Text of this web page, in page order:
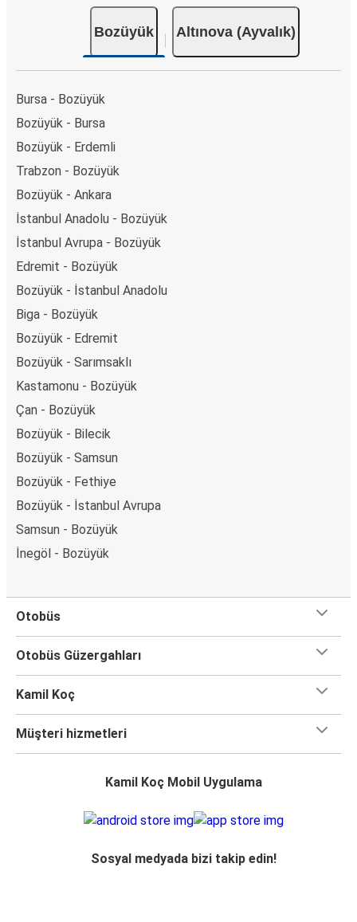
Bozüyük Altınova (Ayvalık)
Bursa - Bozüyük
Bozüyük - Bursa
Bozüyük - Erdemli
Trabzon - Bozüyük
Bozüyük - Ankara
İstanbul Anadolu - Bozüyük
İstanbul Avrupa - Bozüyük
Edremit - Bozüyük
Bozüyük - İstanbul Anadolu
Biga - Bozüyük
Bozüyük - Edremit
Bozüyük - Sarımsaklı
Kastamonu - Bozüyük
Çan - Bozüyük
Bozüyük - Bilecik
Bozüyük - Samsun
Bozüyük - Fethiye
Bozüyük - İstanbul Avrupa
Samsun - Bozüyük
İnegöl - Bozüyük
Otobüs
Otobüs Güzergahları
Kamil Koç
Müşteri hizmetleri
Kamil Koç Mobil Uygulama
Sosyal medyada bizi takip edin!